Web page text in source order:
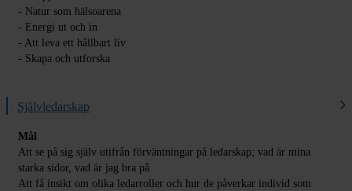
- Natur som hälsoarena
- Energi ut och in
- Att leva ett hållbart liv
- Skapa och utforska
Självledarskap
Mål
Att se på sig själv utifrån förväntningar på ledarskap; vad är mina
starka sidor, vad är jag bra på
Att få insikt om olika ledarroller och hur de påverkar individ som